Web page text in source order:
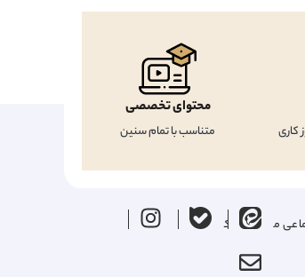
محتوای تخصصی
متناسب با تمام سنین
ما را دنبال کنید